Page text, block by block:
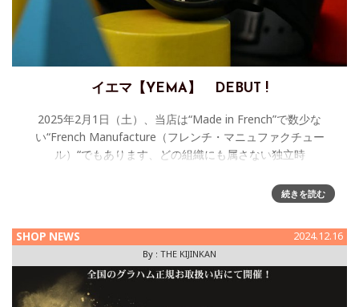
イエマ【YEMA】 DEBUT !
2025年2月1日（土）、当店は“Made in French”で数少な
い“French Manufacture（フレンチ・マニュファクチュー
ル）“でもあります、どの組織にも属さない独立時
続きを読む
SHOP NEWS 2024.12.16
By : THE KIJINKAN